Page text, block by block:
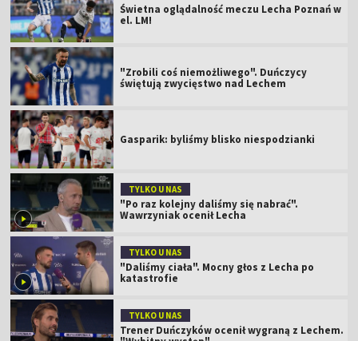
Świetna oglądalność meczu Lecha Poznań w
el. LM!
"Zrobili coś niemożliwego". Duńczycy
świętują zwycięstwo nad Lechem
Gasparik: byliśmy blisko niespodzianki
TYLKO U NAS
"Po raz kolejny daliśmy się nabrać".
Wawrzyniak ocenił Lecha
TYLKO U NAS
"Daliśmy ciała". Mocny głos z Lecha po
katastrofie
TYLKO U NAS
Trener Duńczyków ocenił wygraną z Lechem.